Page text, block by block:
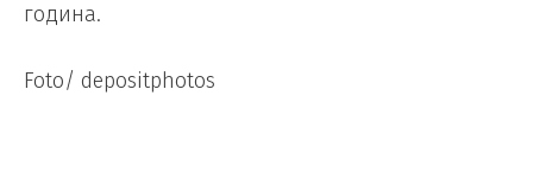
година.
Foto/ depositphotos